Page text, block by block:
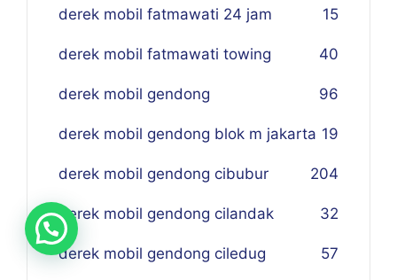
derek mobil fatmawati 24 jam 15
derek mobil fatmawati towing 40
derek mobil gendong 96
derek mobil gendong blok m jakarta 19
derek mobil gendong cibubur 204
derek mobil gendong cilandak 32
derek mobil gendong ciledug 57